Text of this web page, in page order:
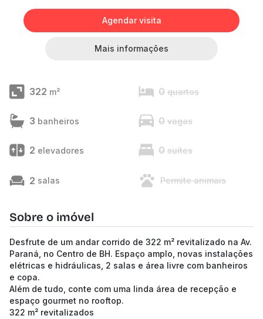
Agendar visita
Mais informações
322 m² 0 quartos
3 banheiros 0 vagas
2 elevadores 0 suítes
2 salas Permite animais
Sobre o imóvel
Desfrute de um andar corrido de 322 m² revitalizado na Av.
Paraná, no Centro de BH. Espaço amplo, novas instalações
elétricas e hidráulicas, 2 salas e área livre com banheiros
e copa.
Além de tudo, conte com uma linda área de recepção e
espaço gourmet no rooftop.
322 m² revitalizados